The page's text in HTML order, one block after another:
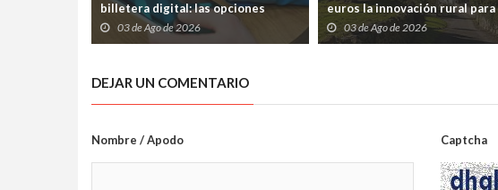
billetera digital: las opciones
disponibles
03 de Ago de 2026
euros la innovación rural para
frenar la pérdida de población
03 de Ago de 2026
DEJAR UN COMENTARIO
Nombre / Apodo Captcha